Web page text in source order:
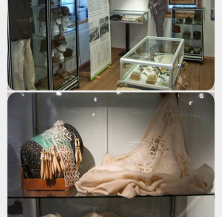
culturale complesso: i musei in provincia di Imperia.